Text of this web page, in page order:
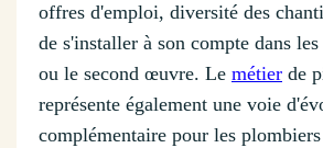
offres d'emploi, diversité des
de s'installer à son compte dans
ou le second œuvre. Le métier de
représente également une voie
complémentaire pour les